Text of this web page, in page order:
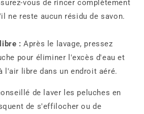
vous de rincer complètement
ne reste aucun résidu de savon.
: Après le lavage, pressez
pour éliminer l'excès d'eau et
l'air libre dans un endroit aéré.
de laver les peluches en
de s'effilocher ou de